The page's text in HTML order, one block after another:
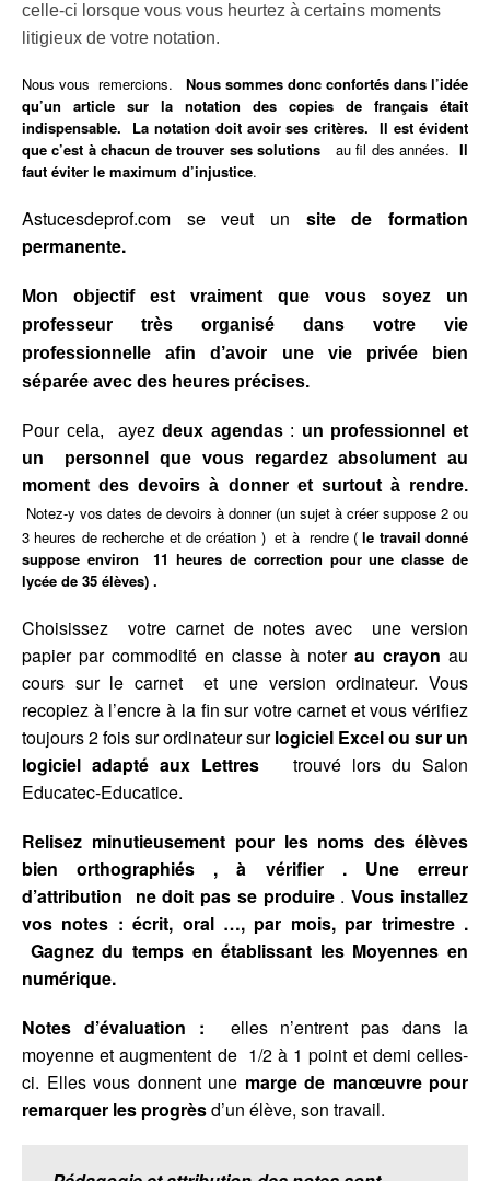
celle-ci lorsque vous vous heurtez à certains moments
litigieux de votre notation.
Nous vous remercions.
Nous sommes donc confortés dans l’idée
qu’un article sur la notation des copies de français était
indispensable. La notation doit avoir ses critères. Il est évident
que c’est à chacun de trouver ses solutions
au fil des années. Il
faut éviter le maximum d’injustice.
Astucesdeprof.com se veut un site de formation
permanente.
Mon objectif est vraiment que vous soyez un
professeur très organisé dans votre vie
professionnelle afin d’avoir une vie privée bien
séparée avec des heures précises.
Pour cela, ayezdeux agendas: un professionnel et
un personnel que vous regardez absolument au
moment des devoirs à donner et surtout à rendre.
Notez-y vos dates de devoirs à donner (un sujet à créer suppose 2 ou
3 heures de recherche et de création ) et à rendre (le travail donné
suppose environ 11 heures de correction pour une classe de
lycée de 35 élèves) .
Choisissez votre carnet de notes avec une version
papier par commodité en classe à noter au crayon au
cours sur le carnet et une version ordinateur. Vous
recopiez à l’encre à la fin sur votre carnet et vous vérifiez
toujours 2 fois sur ordinateur surlogiciel Excel ou sur un
logiciel adapté aux Lettres
trouvé lors du Salon
Educatec-Educatice.
Relisez minutieusement pour les noms des élèves
bien orthographiés , à vérifier .
Une erreur
d’attribution ne doit pas se produire .Vous installez
vos notes : écrit, oral …, par mois, par trimestre .
Gagnez du temps en établissant les Moyennes en
numérique.
Notes d’évaluation :
elles n’entrent pas dans la
moyenne et augmentent de 1/2 à 1 point et demi celles-
ci. Elles vous donnent une marge de manœuvre pour
remarquer les progrèsd’un élève, son travail.